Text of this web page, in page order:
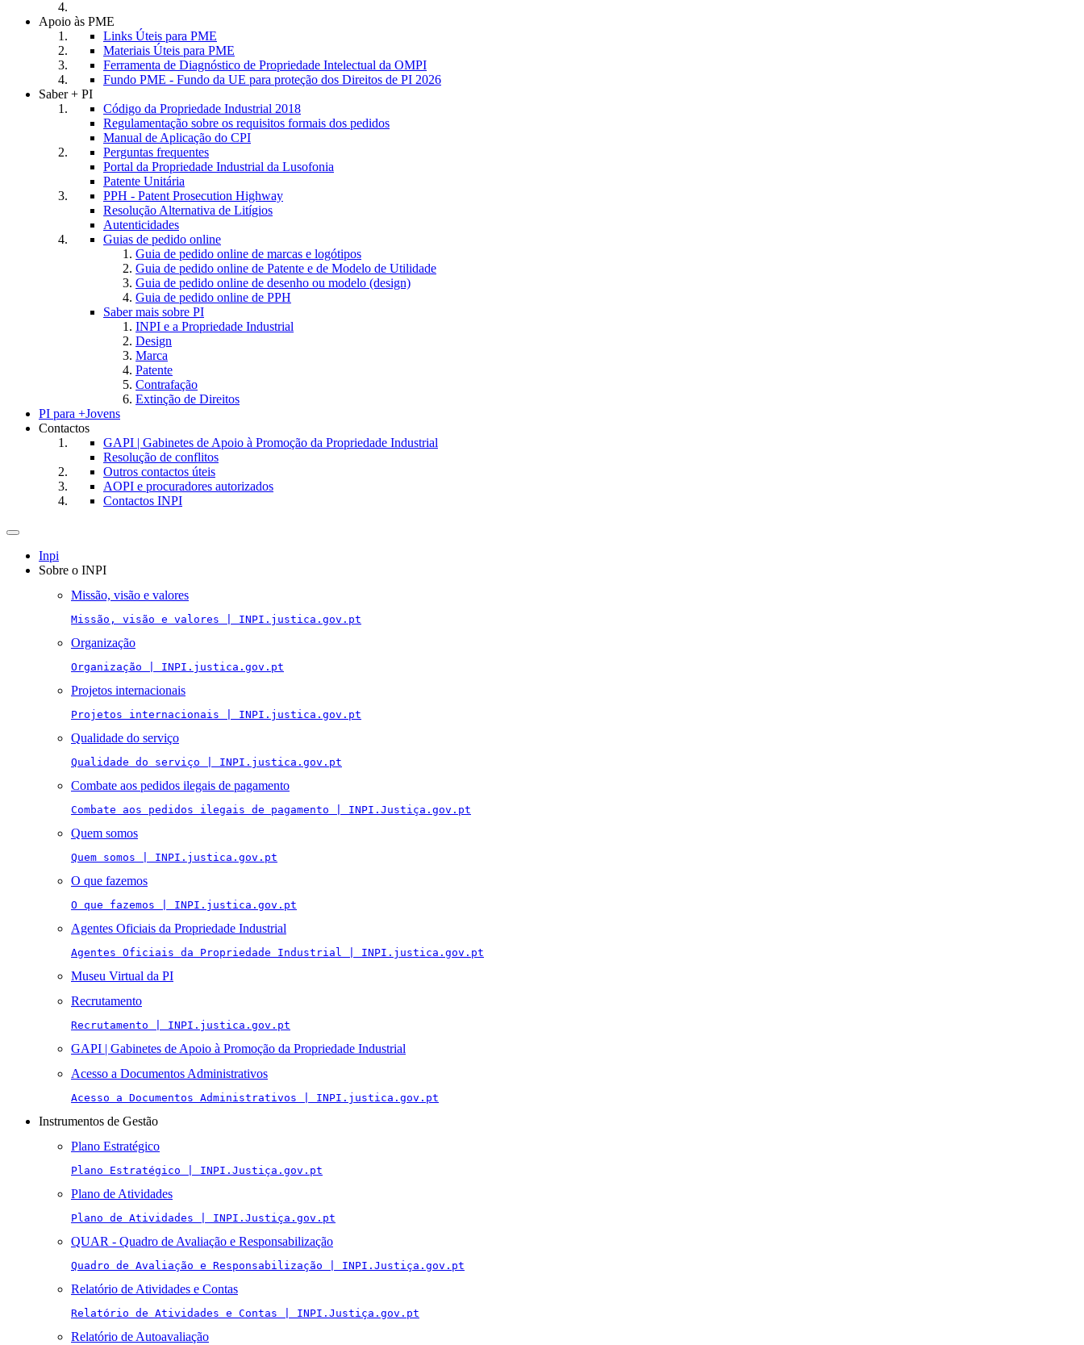
Apoio às PME
Links Úteis para PME
Materiais Úteis para PME
Ferramenta de Diagnóstico de Propriedade Intelectual da OMPI
Fundo PME - Fundo da UE para proteção dos Direitos de PI 2026
Saber + PI
Código da Propriedade Industrial 2018
Regulamentação sobre os requisitos formais dos pedidos
Manual de Aplicação do CPI
Perguntas frequentes
Portal da Propriedade Industrial da Lusofonia
Patente Unitária
PPH - Patent Prosecution Highway
Resolução Alternativa de Litígios
Autenticidades
Guias de pedido online
Guia de pedido online de marcas e logótipos
Guia de pedido online de Patente e de Modelo de Utilidade
Guia de pedido online de desenho ou modelo (design)
Guia de pedido online de PPH
Saber mais sobre PI
INPI e a Propriedade Industrial
Design
Marca
Patente
Contrafação
Extinção de Direitos
PI para +Jovens
Contactos
GAPI | Gabinetes de Apoio à Promoção da Propriedade Industrial
Resolução de conflitos
Outros contactos úteis
AOPI e procuradores autorizados
Contactos INPI
Toggle
navigation
Inpi
Sobre o INPI
Missão, visão e valores
Missão, visão e valores | INPI.justica.gov.pt
Organização
Organização | INPI.justica.gov.pt
Projetos internacionais
Projetos internacionais | INPI.justica.gov.pt
Qualidade do serviço
Qualidade do serviço | INPI.justica.gov.pt
Combate aos pedidos ilegais de pagamento
Combate aos pedidos ilegais de pagamento | INPI.Justiça.gov.pt
Quem somos
Quem somos | INPI.justica.gov.pt
O que fazemos
O que fazemos | INPI.justica.gov.pt
Agentes Oficiais da Propriedade Industrial
Agentes Oficiais da Propriedade Industrial | INPI.justica.gov.pt
Museu Virtual da PI
Recrutamento
Recrutamento | INPI.justica.gov.pt
GAPI | Gabinetes de Apoio à Promoção da Propriedade Industrial
Acesso a Documentos Administrativos
Acesso a Documentos Administrativos | INPI.justica.gov.pt
Instrumentos de Gestão
Plano Estratégico
Plano Estratégico | INPI.Justiça.gov.pt
Plano de Atividades
Plano de Atividades | INPI.Justiça.gov.pt
QUAR - Quadro de Avaliação e Responsabilização
Quadro de Avaliação e Responsabilização | INPI.Justiça.gov.pt
Relatório de Atividades e Contas
Relatório de Atividades e Contas | INPI.Justiça.gov.pt
Relatório de Autoavaliação